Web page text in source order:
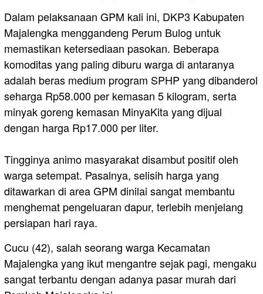
​Dalam pelaksanaan GPM kali ini, DKP3 Kabupaten
Majalengka menggandeng Perum Bulog untuk
memastikan ketersediaan pasokan. Beberapa
komoditas yang paling diburu warga di antaranya
adalah beras medium program SPHP yang dibanderol
seharga Rp58.000 per kemasan 5 kilogram, serta
minyak goreng kemasan MinyaKita yang dijual
dengan harga Rp17.000 per liter.
​Tingginya animo masyarakat disambut positif oleh
warga setempat. Pasalnya, selisih harga yang
ditawarkan di area GPM dinilai sangat membantu
menghemat pengeluaran dapur, terlebih menjelang
persiapan hari raya.
​Cucu (42), salah seorang warga Kecamatan
Majalengka yang ikut mengantre sejak pagi, mengaku
sangat terbantu dengan adanya pasar murah dari